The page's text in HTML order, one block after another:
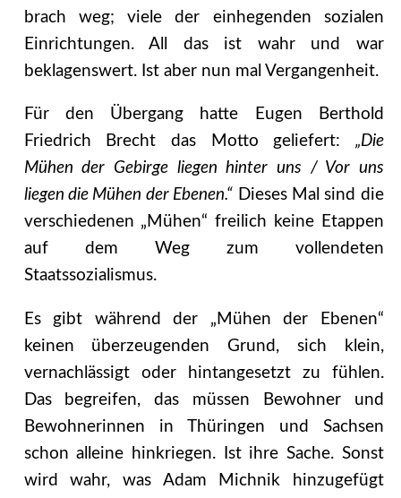
brach weg; viele der einhegenden sozialen
Einrichtungen. All das ist wahr und war
beklagenswert. Ist aber nun mal Vergangenheit.
Für den Übergang hatte Eugen Berthold
Friedrich Brecht das Motto geliefert: „Die
Mühen der Gebirge liegen hinter uns / Vor uns
liegen die Mühen der Ebenen.“ Dieses Mal sind die
verschiedenen „Mühen“ freilich keine Etappen
auf dem Weg zum vollendeten
Staatssozialismus.
Es gibt während der „Mühen der Ebenen“
keinen überzeugenden Grund, sich klein,
vernachlässigt oder hintangesetzt zu fühlen.
Das begreifen, das müssen Bewohner und
Bewohnerinnen in Thüringen und Sachsen
schon alleine hinkriegen. Ist ihre Sache. Sonst
wird wahr, was Adam Michnik hinzugefügt